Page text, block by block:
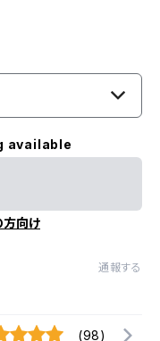
available
方向け
通報する
(98)